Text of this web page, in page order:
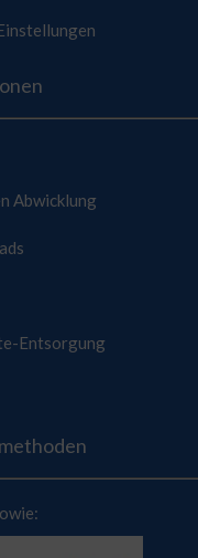
Abwicklung
Entsorgung